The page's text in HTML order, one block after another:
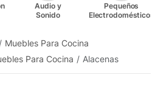
Audio y
Sonido
Pequeños
Electrodomésticos
Muebles Para Cocina
Para Cocina Alacenas